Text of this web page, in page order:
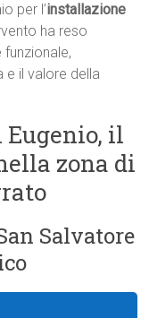
per l’installazione
ha reso
funzionale,
e il valore della
il
zona di
Salvatore